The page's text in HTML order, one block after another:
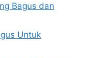
Bagus dan
Untuk